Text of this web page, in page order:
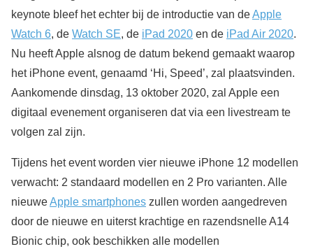
keynote bleef het echter bij de introductie van deApple
Watch 6, de Watch SE, de iPad 2020 en de iPad Air 2020.
Nu heeft Apple alsnog de datum bekend gemaakt waarop
het iPhone event, genaamd ‘Hi, Speed’, zal plaatsvinden.
Aankomende dinsdag, 13 oktober 2020, zal Apple een
digitaal evenement organiseren dat via een livestream te
volgen zal zijn.
Tijdens het event worden vier nieuwe iPhone 12 modellen
verwacht: 2 standaard modellen en 2 Pro varianten. Alle
nieuweApple smartphones zullen worden aangedreven
door de nieuwe en uiterst krachtige en razendsnelle A14
Bionic chip, ook beschikken alle modellen